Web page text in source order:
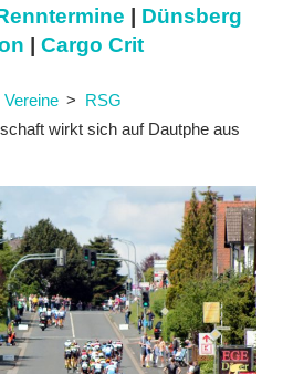
| Dünsberg
| Cargo Crit
Vereine
RSG
wirkt sich auf Dautphe aus